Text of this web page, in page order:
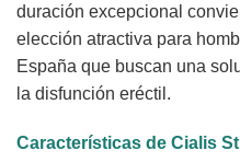
duración excepcional
elección atractiva para
España que buscan una
la disfunción eréctil.
Características de Cialis